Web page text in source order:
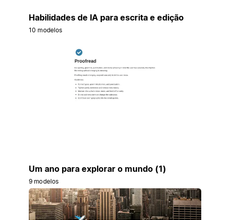
Habilidades de IA para escrita e edição
10 modelos
Um ano para explorar o mundo (1)
9 modelos